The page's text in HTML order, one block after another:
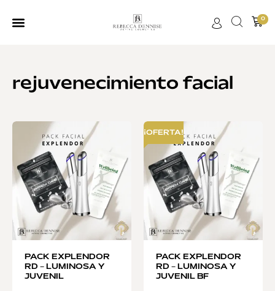
0
rejuvenecimiento facial
PACK EXPLENDOR
RD – LUMINOSA Y
JUVENIL
¡OFERTA!
PACK EXPLENDOR
RD – LUMINOSA Y
JUVENIL BF